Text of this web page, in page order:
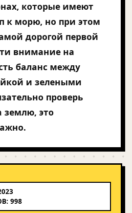
которые имеют
к морю, но при этом
дорогой первой
внимание на
баланс между
и зелеными
проверь
землю, это
998